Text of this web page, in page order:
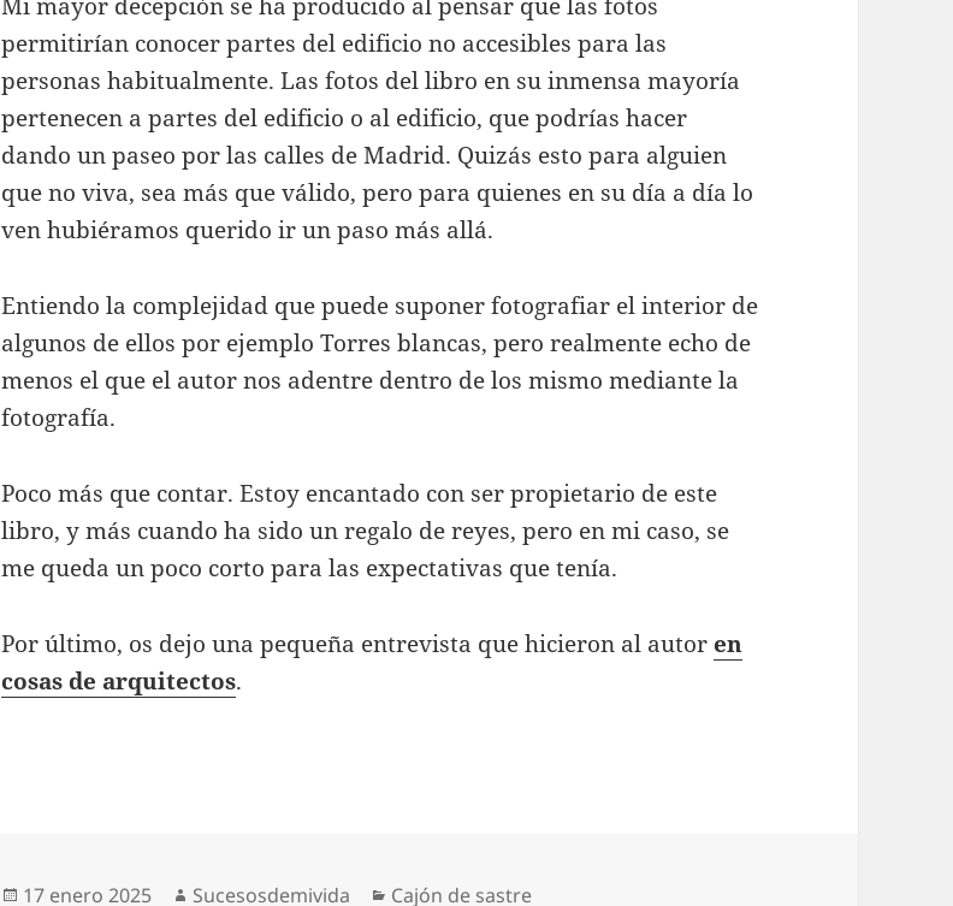
permitirían conocer partes del edificio no accesibles para las
personas habitualmente. Las fotos del libro en su inmensa mayoría
pertenecen a partes del edificio o al edificio, que podrías hacer
dando un paseo por las calles de Madrid. Quizás esto para alguien
que no viva, sea más que válido, pero para quienes en su día a día lo
ven hubiéramos querido ir un paso más allá.
Entiendo la complejidad que puede suponer fotografiar el interior de
algunos de ellos por ejemplo Torres blancas, pero realmente echo de
menos el que el autor nos adentre dentro de los mismo mediante la
fotografía.
Poco más que contar. Estoy encantado con ser propietario de este
libro, y más cuando ha sido un regalo de reyes, pero en mi caso, se
me queda un poco corto para las expectativas que tenía.
Por último, os dejo una pequeña entrevista que hicieron al autor en
cosas de arquitectos.
Publicado
17 enero 2025 Autor
Sucesosdemivida Categorías
Cajón de sastre